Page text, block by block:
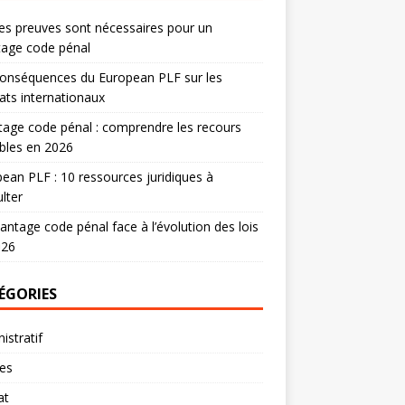
preuves sont nécessaires pour un
code pénal
du European PLF sur les
internationaux
code pénal : comprendre les recours
en 2026
PLF : 10 ressources juridiques à
code pénal face à l’évolution des lois